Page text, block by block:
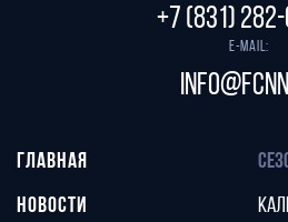
+7 (831)
E-mail:
ГЛАВНАЯ
НОВОСТИ